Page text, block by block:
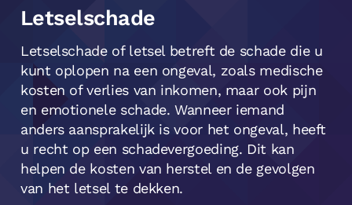
Letselschade
Letselschade of letsel betreft de schade die u
kunt oplopen na een ongeval, zoals medische
kosten of verlies van inkomen, maar ook pijn
en emotionele schade. Wanneer iemand
anders aansprakelijk is voor het ongeval, heeft
u recht op een schadevergoeding. Dit kan
helpen de kosten van herstel en de gevolgen
van het letsel te dekken.